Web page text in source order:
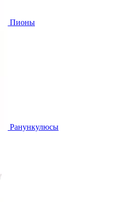
Пионы
Ранункулюсы